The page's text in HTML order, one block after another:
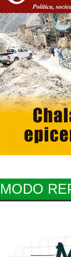
MODO